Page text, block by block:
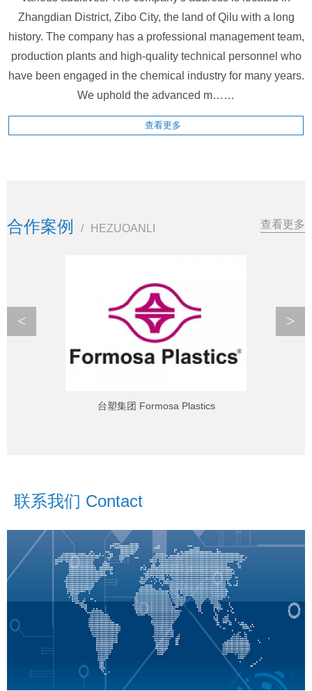
Zhangdian District, Zibo City, the land of Qilu with a long
history. The company has a professional management team,
production plants and high-quality technical personnel who
have been engaged in the chemical industry for many years.
We uphold the advanced m……
查看更多
合作案例 / HEZUOANLI 查看更多
台塑集团 Formosa Plastics
< >
联系我们 Contact